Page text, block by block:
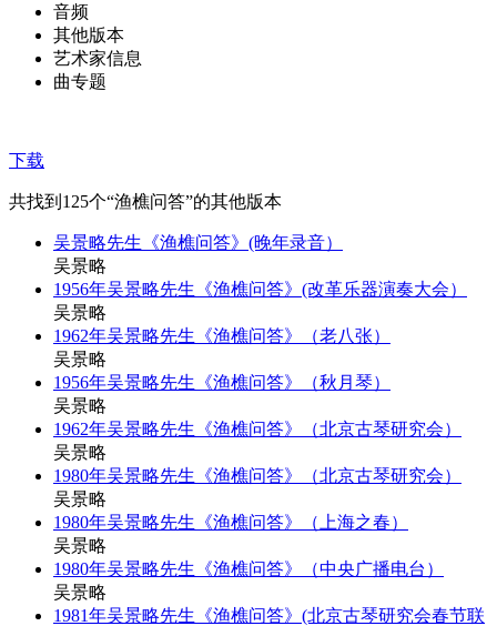
音频
其他版本
艺术家信息
曲专题
下载
共找到 125个“渔樵问答”的其他版本
吴景略先生《渔樵问答》(晚年录音）
吴景略
1956年吴景略先生《渔樵问答》(改革乐器演奏大会）
吴景略
1962年吴景略先生《渔樵问答》（老八张）
吴景略
1956年吴景略先生《渔樵问答》（秋月琴）
吴景略
1962年吴景略先生《渔樵问答》（北京古琴研究会）
吴景略
1980年吴景略先生《渔樵问答》（北京古琴研究会）
吴景略
1980年吴景略先生《渔樵问答》（上海之春）
吴景略
1980年吴景略先生《渔樵问答》（中央广播电台）
吴景略
1981年吴景略先生《渔樵问答》(北京古琴研究会春节联